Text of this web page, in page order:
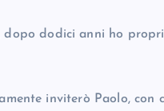
dodici anni ho
inviterò Paolo,